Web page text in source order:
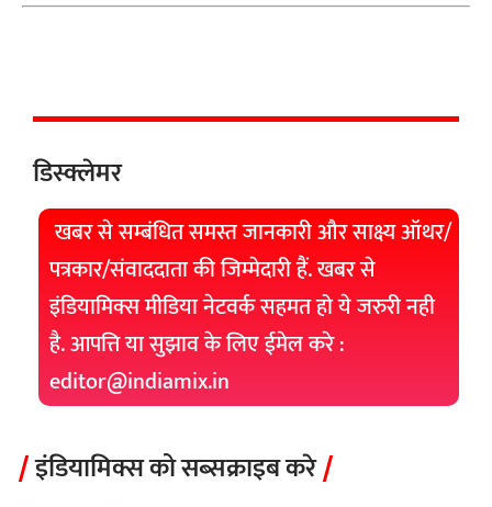
डिस्क्लेमर
खबर से सम्बंधित समस्त जानकारी और साक्ष्य ऑथर/
पत्रकार/संवाददाता की जिम्मेदारी हैं. खबर से
इंडियामिक्स मीडिया नेटवर्क सहमत हो ये जरुरी नही
है. आपत्ति या सुझाव के लिए ईमेल करे :
editor@indiamix.in
इंडियामिक्स को सब्सक्राइब करे